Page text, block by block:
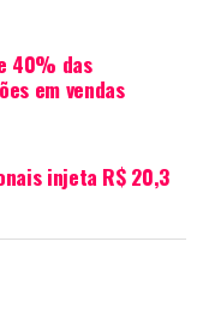
40% das
em vendas
injeta R$ 20,3